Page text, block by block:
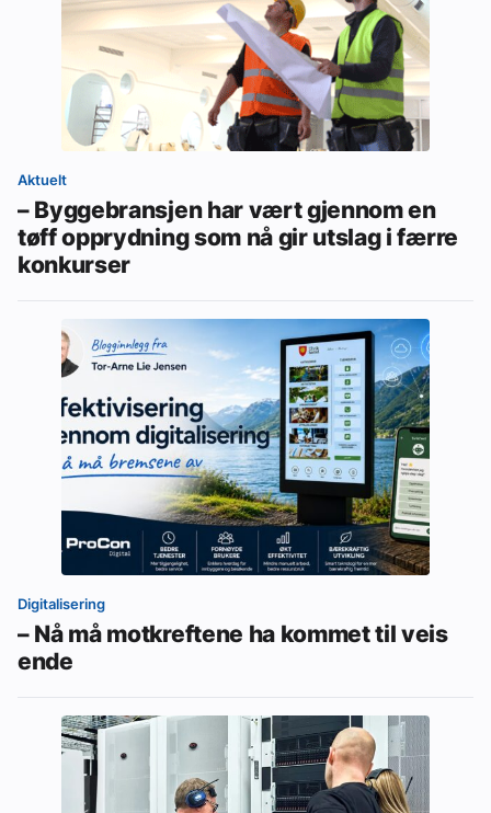
Aktuelt
– Byggebransjen har vært gjennom en
tøff opprydning som nå gir utslag i færre
konkurser
Digitalisering
– Nå må motkreftene ha kommet til veis
ende